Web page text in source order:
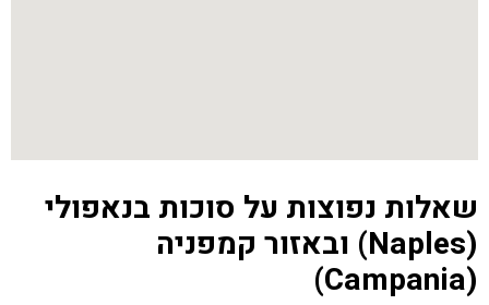
שאלות נפוצות על סוכות בנאפולי
(Naples) ובאזור קמפניה
(Campania)